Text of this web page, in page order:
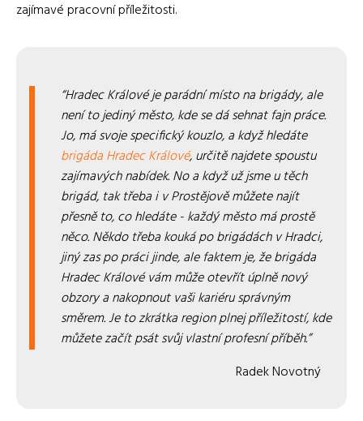
zajímavé pracovní příležitosti.
Hradec Králové je parádní místo na brigády, ale
není to jediný město, kde se dá sehnat fajn práce.
Jo, má svoje specifický kouzlo, a když hledáte
brigáda Hradec Králové, určitě najdete spoustu
zajímavých nabídek. No a když už jsme u těch
brigád, tak třeba i v Prostějově můžete najít
přesně to, co hledáte - každý město má prostě
něco. Někdo třeba kouká po brigádách v Hradci,
jiný zas po práci jinde, ale faktem je, že brigáda
Hradec Králové vám může otevřít úplně nový
obzory a nakopnout vaši kariéru správným
směrem. Je to zkrátka region plnej příležitostí, kde
můžete začít psát svůj vlastní profesní příběh.
Radek Novotný